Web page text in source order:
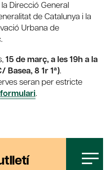
Direcció General
de Catalunya i la
Urbana de
15 de març, a les 19h a la
Basea, 8 1r 1ª).
seran per estricte
formulari.